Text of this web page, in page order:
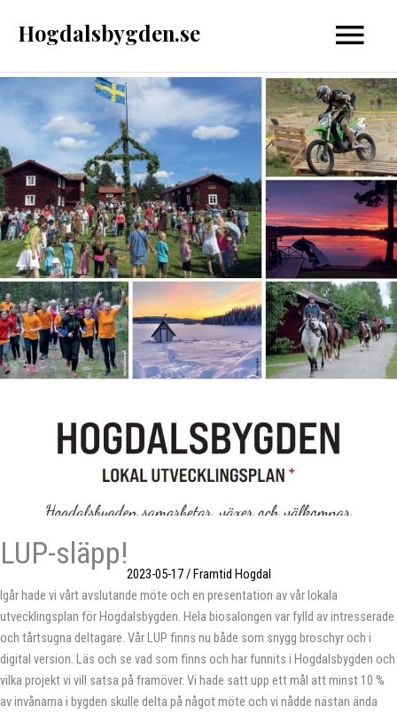
Hogdalsbygden.se
LUP-släpp!
2023-05-17/Framtid Hogdal
Igår hade vi vårt avslutande möte och en presentation av vår lokala
utvecklingsplan för Hogdalsbygden. Hela biosalongen var fylld av intresserade
och tårtsugna deltagare. Vår LUP finns nu både som snygg broschyr och i
digital version. Läs och se vad som finns och har funnits i Hogdalsbygden och
vilka projekt vi vill satsa på framöver. Vi hade satt upp ett mål att minst 10 %
av invånarna i bygden skulle delta på något möte och vi nådde nästan ända